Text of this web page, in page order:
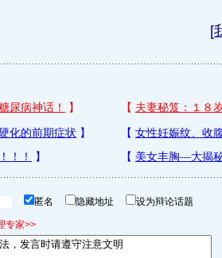
[
匿名 隐藏地址 设为辩论话题
专家>>